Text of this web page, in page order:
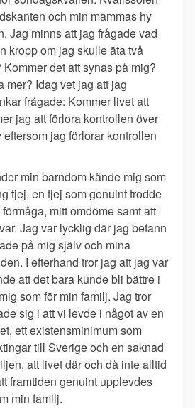
och min mammas hy
Jag minns att jag frågade vad
kropp om jag skulle äta två
det att synas på mig?
mer? Idag vet jag att jag
frågade: Kommer livet att
jag att förlora kontrollen över
jag förlorar kontrollen
min barndom kände mig som
tjej, en tjej som genuint trodde
mitt omdöme samt att
Jag var lycklig där jag befann
på mig själv och mina
I efterhand tror jag att jag var
att det bara kunde bli bättre i
som för min familj. Jag tror
sig i att vi levde i något av en
ett existensminimum som
till Sverige och en saknad
att livet där och då inte alltid
framtiden genuint upplevdes
min familj.